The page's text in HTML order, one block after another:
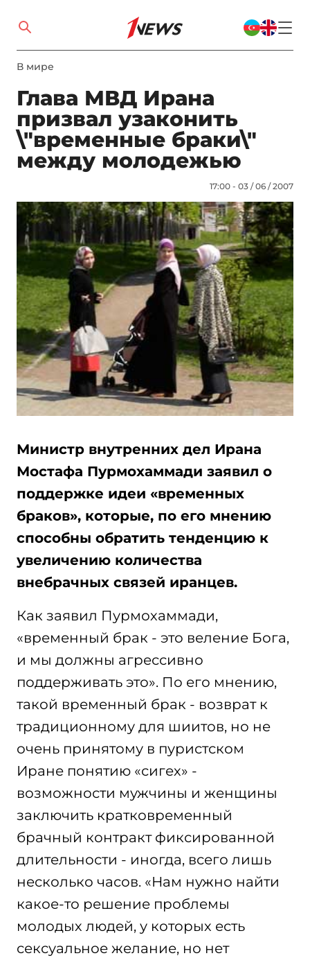
В мире
Глава МВД Ирана
призвал узаконить
\"временные браки\"
между молодежью
17:00 - 03 / 06 / 2007
Министр внутренних дел Ирана
Мостафа Пурмохаммади заявил о
поддержке идеи «временных
браков», которые, по его мнению
способны обратить тенденцию к
увеличению количества
внебрачных связей иранцев.
Как заявил Пурмохаммади,
«временный брак - это веление Бога,
и мы должны агрессивно
поддерживать это». По его мнению,
такой временный брак - возврат к
традиционному для шиитов, но не
очень принятому в пуристском
Иране понятию «сигех» -
возможности мужчины и женщины
заключить кратковременный
брачный контракт фиксированной
длительности - иногда, всего лишь
несколько часов. «Нам нужно найти
какое-то решение проблемы
молодых людей, у которых есть
сексуальное желание, но нет